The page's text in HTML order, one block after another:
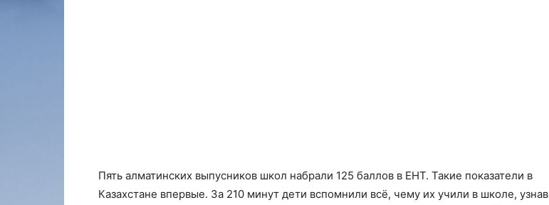
Пять алматинских выпусников школ набрали 125 баллов в ЕНТ. Такие показатели в
Казахстане впервые. За 210 минут дети вспомнили всё, чему их учили в школе, узнав